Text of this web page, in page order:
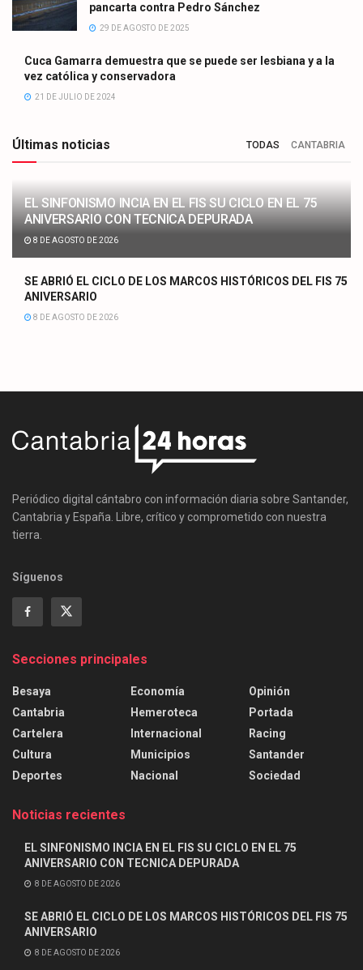
pancarta contra Pedro Sánchez
29 DE AGOSTO DE 2025
Cuca Gamarra demuestra que se puede ser lesbiana y a la
vez católica y conservadora
21 DE JULIO DE 2024
Últimas noticias TODAS CANTABRIA
EL SINFONISMO INCIA EN EL FIS SU CICLO EN EL 75
ANIVERSARIO CON TECNICA DEPURADA
8 DE AGOSTO DE 2026
SE ABRIÓ EL CICLO DE LOS MARCOS HISTÓRICOS DEL FIS 75
ANIVERSARIO
8 DE AGOSTO DE 2026
Periódico digital cántabro con información diaria sobre Santander,
Cantabria y España. Libre, crítico y comprometido con nuestra
tierra.
Síguenos
Secciones principales
Besaya
Cantabria
Cartelera
Cultura
Deportes
Economía
Hemeroteca
Internacional
Municipios
Nacional
Opinión
Portada
Racing
Santander
Sociedad
Noticias recientes
EL SINFONISMO INCIA EN EL FIS SU CICLO EN EL 75
ANIVERSARIO CON TECNICA DEPURADA
8 DE AGOSTO DE 2026
SE ABRIÓ EL CICLO DE LOS MARCOS HISTÓRICOS DEL FIS 75
ANIVERSARIO
8 DE AGOSTO DE 2026